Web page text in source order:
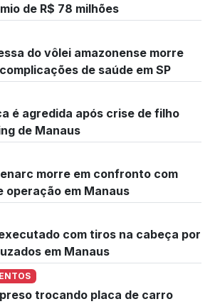
de R$ 78 milhões
do vôlei amazonense morre
de saúde em SP
é agredida após crise de filho
de Manaus
morre em confronto com
operação em Manaus
com tiros na cabeça por
em Manaus
trocando placa de carro